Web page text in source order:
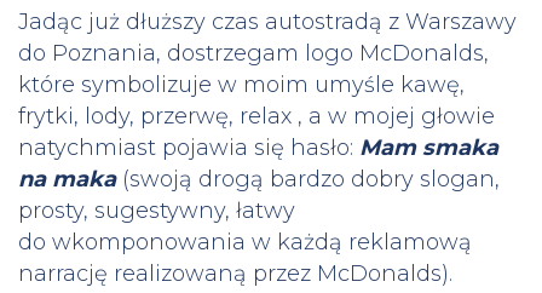
Jadąc już dłuższy czas autostradą z Warszawy
do Poznania, dostrzegam logo McDonalds,
które symbolizuje w moim umyśle kawę,
frytki, lody, przerwę, relax , a w mojej głowie
natychmiast pojawia się hasło: Mam smaka
na maka(swoją drogą bardzo dobry slogan,
prosty, sugestywny, łatwy
do wkomponowania w każdą reklamową
narrację realizowaną przez McDonalds).